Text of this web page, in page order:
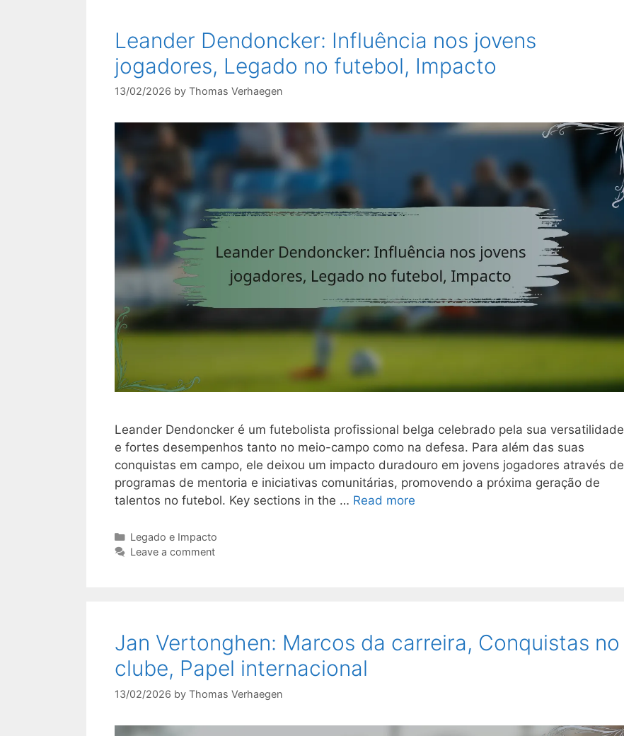
Leander Dendoncker: Influência nos jovens
jogadores, Legado no futebol, Impacto
13/02/2026 by Thomas Verhaegen
Leander Dendoncker é um futebolista profissional belga celebrado pela sua versatilidade
e fortes desempenhos tanto no meio-campo como na defesa. Para além das suas
conquistas em campo, ele deixou um impacto duradouro em jovens jogadores através de
programas de mentoria e iniciativas comunitárias, promovendo a próxima geração de
talentos no futebol. Key sections in the … Read more
Categories
Legado e Impacto
Leave a comment
Jan Vertonghen: Marcos da carreira, Conquistas no
clube, Papel internacional
13/02/2026 by Thomas Verhaegen